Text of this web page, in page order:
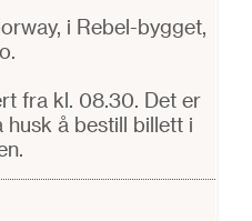
i Rebel-bygget,
fra kl. 08.30. Det er
husk å bestill billett i